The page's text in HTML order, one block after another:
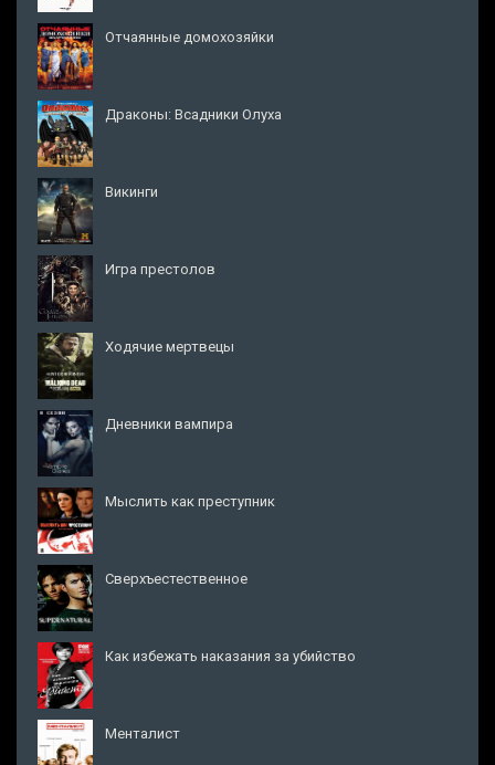
Отчаянные домохозяйки
Драконы: Всадники Олуха
Викинги
Игра престолов
Ходячие мертвецы
Дневники вампира
Мыслить как преступник
Сверхъестественное
Как избежать наказания за убийство
Менталист